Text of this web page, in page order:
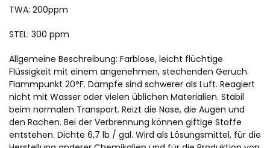
TWA: 200ppm
STEL: 300 ppm
Allgemeine Beschreibung: Farblose, leicht flüchtige
Flüssigkeit mit einem angenehmen, stechenden Geruch.
Flammpunkt 20°F. Dämpfe sind schwerer als Luft. Reagiert
nicht mit Wasser oder vielen üblichen Materialien. Stabil
beim normalen Transport. Reizt die Nase, die Augen und
den Rachen. Bei der Verbrennung können giftige Stoffe
entstehen. Dichte 6,7 lb / gal. Wird als Lösungsmittel, für die